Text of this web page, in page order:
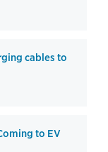
cables to
to EV